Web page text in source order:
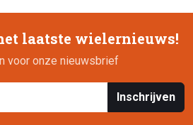
laatste wielernieuws!
voor onze nieuwsbrief
Inschrijven